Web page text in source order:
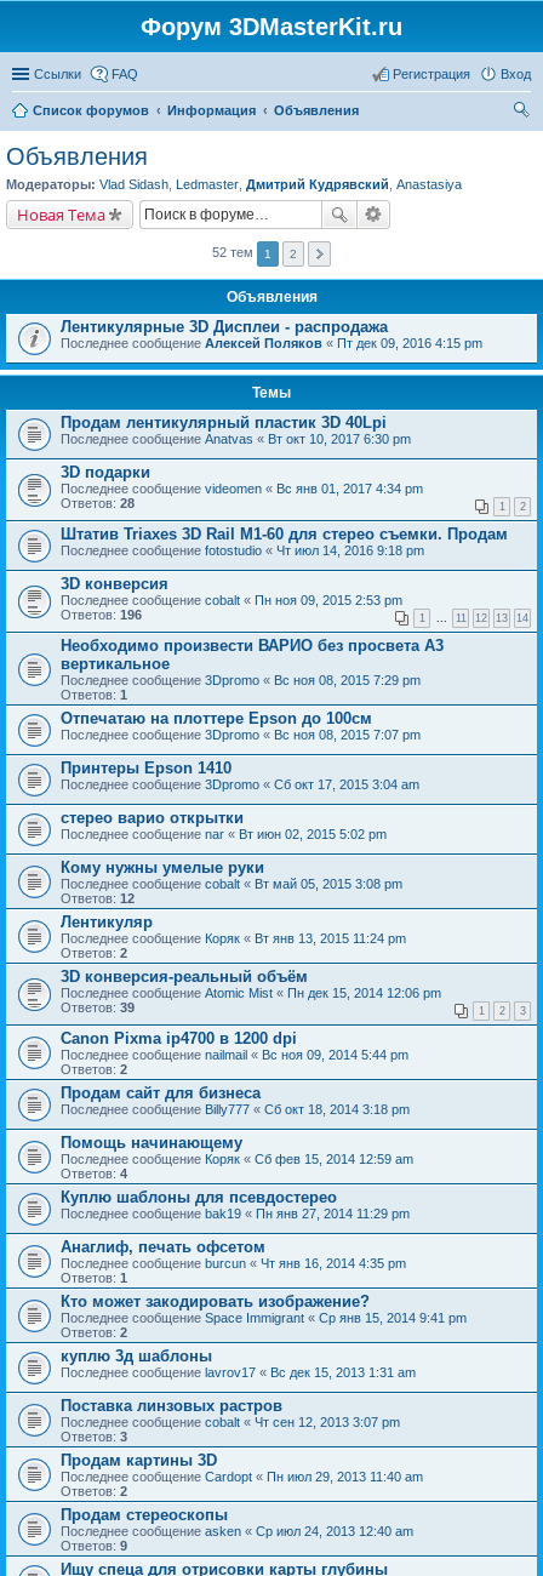
Форум 3DMasterKit.ru
Ссылки FAQ Вход
Регистрация
Список форумов Информация
Объявления
Объявления
Модераторы: Vlad Sidash Ledmaster Дмитрий Кудрявский Anastasiya
Новая Тема
52 тем 1 2
Объявления
Лентикулярные 3D Дисплеи - распродажа
Последнее сообщение Алексей Поляков « Пт дек 09, 2016 4:15 pm
Темы
Продам лентикулярный пластик 3D 40Lpi
Последнее сообщение Anatvas « Вт окт 10, 2017 6:30 pm
3D подарки
Последнее сообщение videomen « Вс янв 01, 2017 4:34 pm
Ответов: 28 1 2
Штатив Triaxes 3D Rail M1-60 для стерео съемки. Продам
Последнее сообщение fotostudio « Чт июл 14, 2016 9:18 pm
3D конверсия
Последнее сообщение cobalt « Пн ноя 09, 2015 2:53 pm
Ответов: 196 1 11 12 13 14
Необходимо произвести ВАРИО без просвета А3
вертикальное
Последнее сообщение 3Dpromo « Вс ноя 08, 2015 7:29 pm
Ответов: 1
Отпечатаю на плоттере Epson до 100см
Последнее сообщение 3Dpromo « Вс ноя 08, 2015 7:07 pm
Принтеры Epson 1410
Последнее сообщение 3Dpromo « Сб окт 17, 2015 3:04 am
стерео варио открытки
Последнее сообщение nar « Вт июн 02, 2015 5:02 pm
Кому нужны умелые руки
Последнее сообщение cobalt « Вт май 05, 2015 3:08 pm
Ответов: 12
Лентикуляр
Последнее сообщение Коряк « Вт янв 13, 2015 11:24 pm
Ответов: 2
3D конверсия-реальный объём
Последнее сообщение Atomic Mist « Пн дек 15, 2014 12:06 pm
Ответов: 39 1 2 3
Canon Pixma ip4700 в 1200 dpi
Последнее сообщение nailmail « Вс ноя 09, 2014 5:44 pm
Ответов: 2
Продам сайт для бизнеса
Последнее сообщение Billy777 « Сб окт 18, 2014 3:18 pm
Помощь начинающему
Последнее сообщение Коряк « Сб фев 15, 2014 12:59 am
Ответов: 4
Куплю шаблоны для псевдостерео
Последнее сообщение bak19 « Пн янв 27, 2014 11:29 pm
Анаглиф, печать офсетом
Последнее сообщение burcun « Чт янв 16, 2014 4:35 pm
Ответов: 1
Кто может закодировать изображение?
Последнее сообщение Space Immigrant « Ср янв 15, 2014 9:41 pm
Ответов: 2
куплю 3д шаблоны
Последнее сообщение lavrov17 « Вс дек 15, 2013 1:31 am
Поставка линзовых растров
Последнее сообщение cobalt « Чт сен 12, 2013 3:07 pm
Ответов: 3
Продам картины 3D
Последнее сообщение Cardopt « Пн июл 29, 2013 11:40 am
Ответов: 2
Продам стереоскопы
Последнее сообщение asken « Ср июл 24, 2013 12:40 am
Ответов: 9
Ищу спеца для отрисовки карты глубины